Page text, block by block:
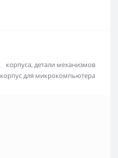
корпуса, детали механизмов
корпус для микрокомпьютера